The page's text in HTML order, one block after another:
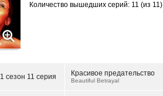
Количество вышедших серий: 11 (из 11)
1 сезон 11 серия Красивое предательство
Beautiful Betrayal